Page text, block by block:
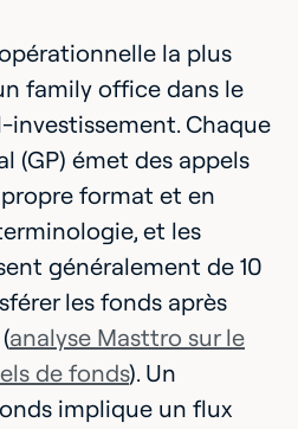
la plus
family office dans le
Chaque
(GP) émet des appels
format et en
et les
généralement de 10
les fonds après
analyse Masttro sur le
de fonds). Un
implique un flux